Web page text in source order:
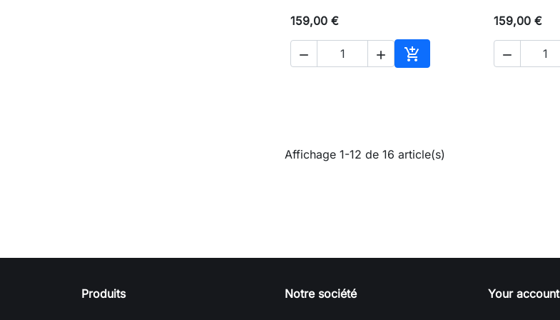
159,00 €
  
Ajouter au panier
159,00 €

Affichage 1-12 de 16 article(s)
Produits Notre société Your account